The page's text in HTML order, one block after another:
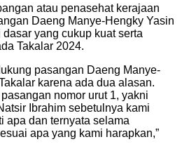
atau penasehat kerajaan
Daeng Manye-Hengky Yasin
yang cukup kuat serta
Takalar 2024.
pasangan Daeng Manye-
karena ada dua alasan.
nomor urut 1, yakni
Ibrahim sebetulnya kami
apa dan ternyata selama
apa yang kami harapkan,”